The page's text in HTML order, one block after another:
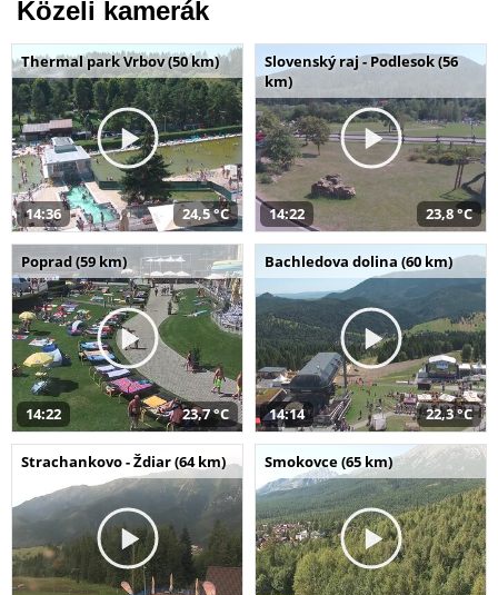
Közeli kamerák
Thermal park Vrbov (50 km)
14:36 24,5 °C
Slovenský raj - Podlesok (56
km)
14:22 23,8 °C
Poprad (59 km)
14:22 23,7 °C
Bachledova dolina (60 km)
14:14 22,3 °C
Strachankovo - Ždiar (64 km) Smokovce (65 km)